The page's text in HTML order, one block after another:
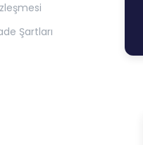
Şartları